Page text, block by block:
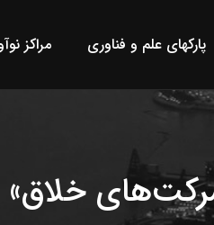
پارکهای علم و فناوری مراکز
خلاق»